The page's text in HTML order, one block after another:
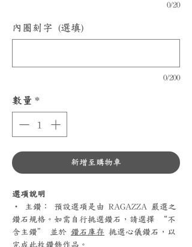
0/20
內圈刻字 (選填)
0/200
數量 *
新增至購物車
選項說明
‧ 主鑽： 預設選項是由 RAGAZZA 嚴選之
鑽石規格。如需自行挑選鑽石，請選擇 “不
含主鑽” 並於 鑽石庫存 挑選心儀鑽石，以
完成此枚鑽飾作品。